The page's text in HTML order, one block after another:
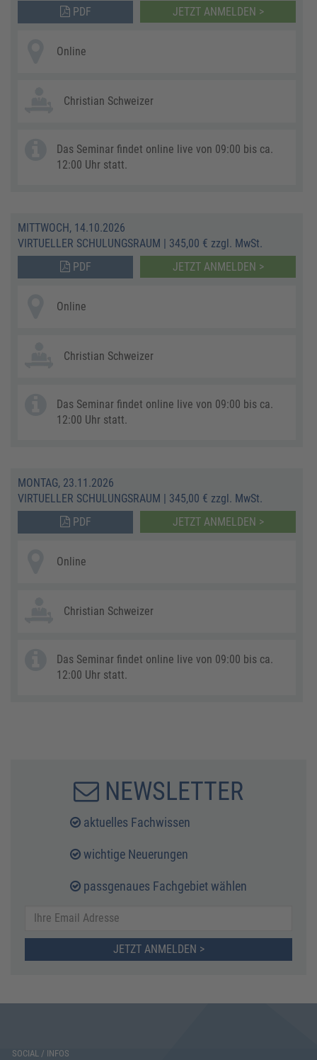
PDF JETZT ANMELDEN >
Online
Christian Schweizer
Das Seminar findet online live von 09:00 bis ca.
12:00 Uhr statt.
MITTWOCH, 14.10.2026
VIRTUELLER SCHULUNGSRAUM
345,00 € zzgl. MwSt.
PDF
JETZT ANMELDEN >
Online
Christian Schweizer
Das Seminar findet online live von 09:00 bis ca.
12:00 Uhr statt.
MONTAG, 23.11.2026
VIRTUELLER SCHULUNGSRAUM
345,00 € zzgl. MwSt.
PDF
JETZT ANMELDEN >
Online
Christian Schweizer
Das Seminar findet online live von 09:00 bis ca.
12:00 Uhr statt.
NEWSLETTER
aktuelles Fachwissen
wichtige Neuerungen
passgenaues Fachgebiet wählen
JETZT ANMELDEN >
SOCIAL / INFOS